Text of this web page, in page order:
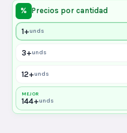
% Precios por cantidad
1+unds
3+unds
12+unds
MEJOR
144+unds